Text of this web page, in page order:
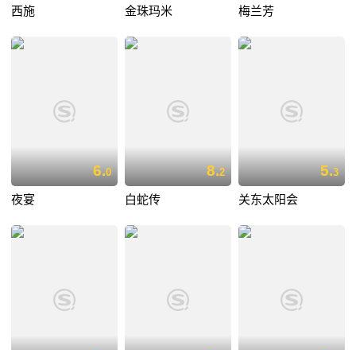
西施 金珠玛米 梅兰芳
6.0
夜宴
8.2
白蛇传
5.3
关东太阳会